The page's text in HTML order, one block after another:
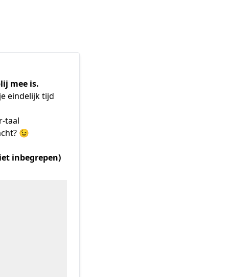
mee is.
eindelijk tijd
taal
😉
inbegrepen)